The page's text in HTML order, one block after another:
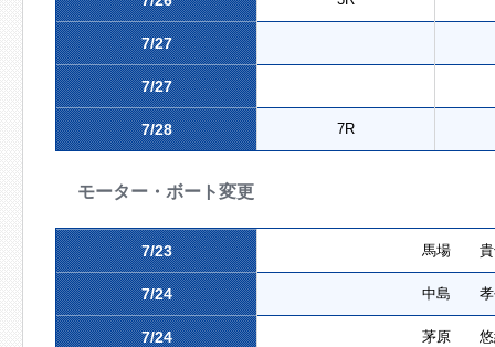
7/27
7/27
7/28 7R
モーター・ボート変更
7/23 馬場 貴
7/24 中島 孝
7/24 茅原 悠